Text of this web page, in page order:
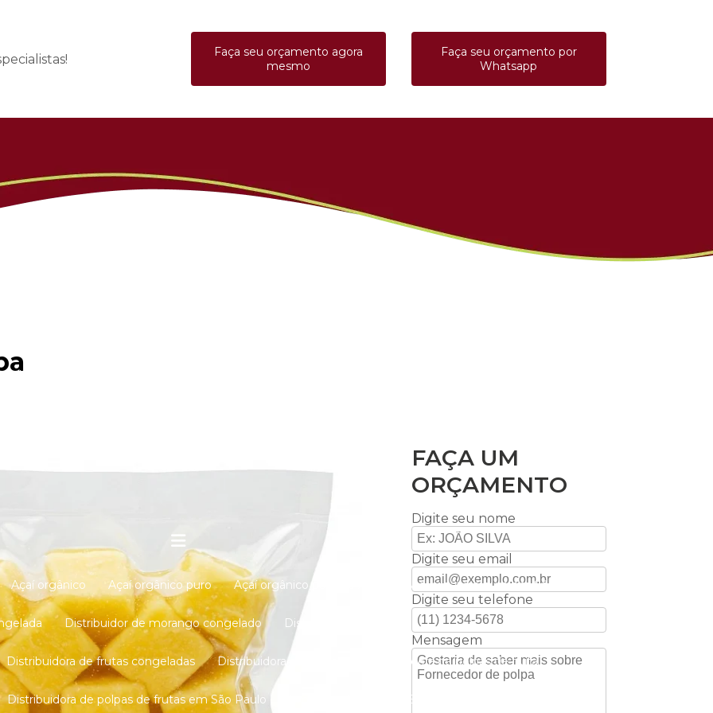
Faça seu orçamento agora
mesmo
Faça seu orçamento por
Whatsapp
1kg Fracionadas
Açaí orgânico Açaí orgânico puro Açaí orgânico puro no ABC Açaí orgânico puro em São Paulo
Distribuidor de morango congelado Distribuidor de polpa
Distribuidora de frutas congeladas Distribuidora de polpas Distribuidora de polpas de fruta
Distribuidora de polpas de frutas em São Paulo
FAÇA UM
ORÇAMENTO
Digite seu nome
Digite seu email
Digite seu telefone
Mensagem